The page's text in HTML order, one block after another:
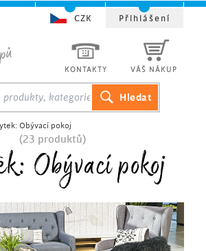
Obývací pokoj
(23 produktů)
Obývací pokoj
KONTAKTY VÁŠ NÁKUP
CZK Přihlášení